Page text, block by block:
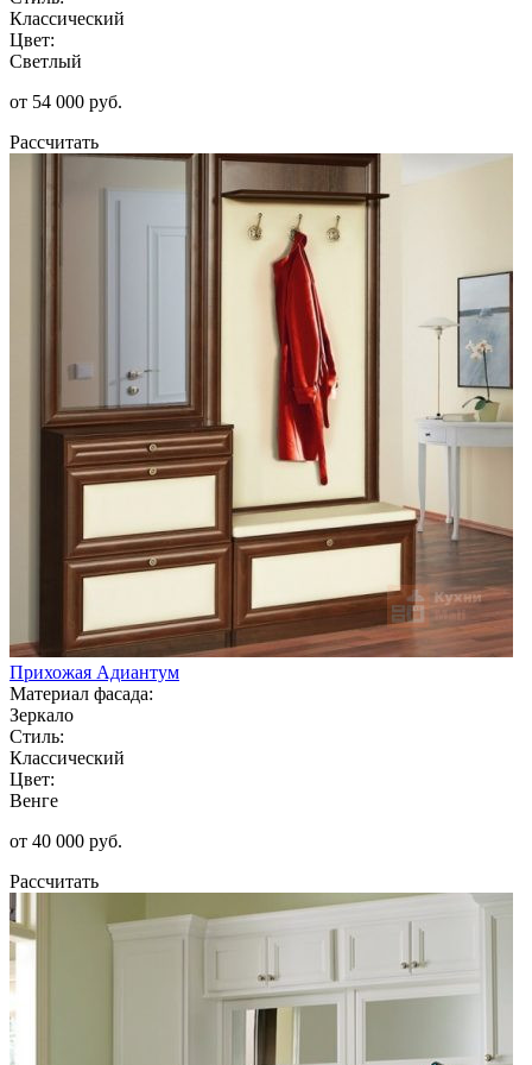
Классический
Цвет:
Светлый
от 54 000 руб.
Рассчитать
Прихожая Адиантум
Материал фасада:
Зеркало
Стиль:
Классический
Цвет:
Венге
от 40 000 руб.
Рассчитать